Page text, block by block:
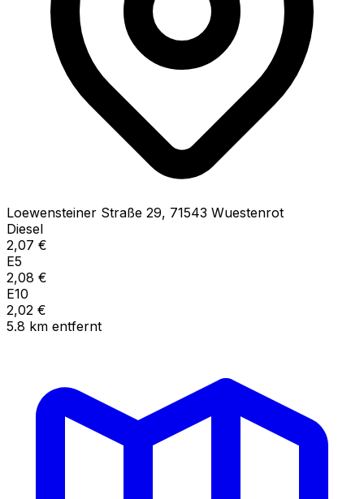
Loewensteiner Straße 29, 71543 Wuestenrot
Diesel
2,07 €
E5
2,08 €
E10
2,02 €
5.8 km entfernt